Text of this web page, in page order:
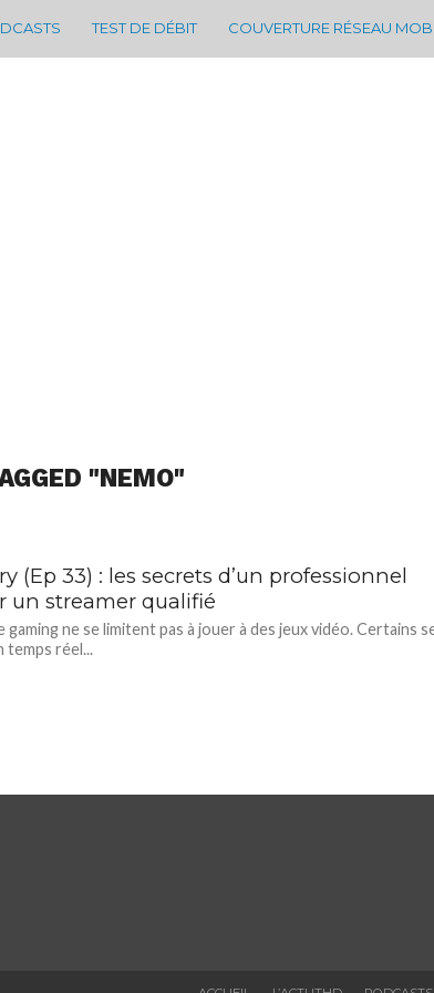
TEST DE DÉBIT COUVERTURE RÉSEAU
"NEMO"
(Ep 33) : les secrets d’un professionnel
un streamer qualifié
gaming ne se limitent pas à jouer à des jeux vidéo. Certains
temps réel...